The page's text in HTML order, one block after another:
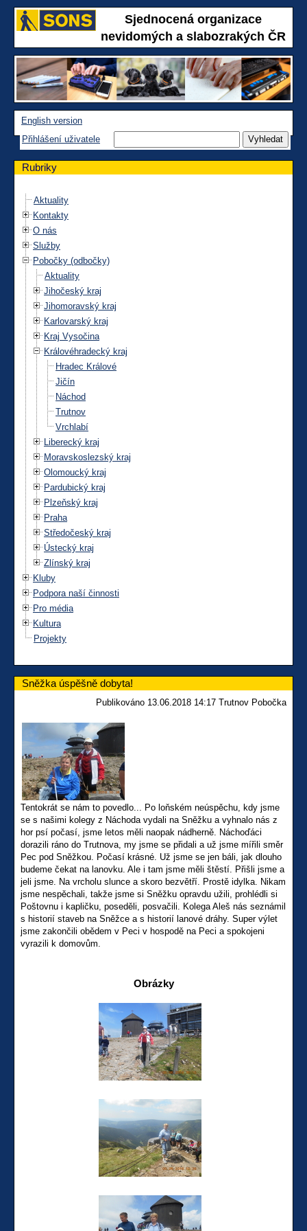
Sjednocená organizace
nevidomých a slabozrakých ČR
English version
Přihlášení uživatele
Rubriky
Aktuality
Kontakty
O nás
Služby
Pobočky (odbočky)
Aktuality
Jihočeský kraj
Jihomoravský kraj
Karlovarský kraj
Kraj Vysočina
Královéhradecký kraj
Hradec Králové
Jičín
Náchod
Trutnov
Vrchlabí
Liberecký kraj
Moravskoslezský kraj
Olomoucký kraj
Pardubický kraj
Plzeňský kraj
Praha
Středočeský kraj
Ústecký kraj
Zlínský kraj
Kluby
Podpora naší činnosti
Pro média
Kultura
Projekty
Sněžka úspěšně dobyta!
Publikováno 13.06.2018 14:17 Trutnov Pobočka
Tentokrát se nám to povedlo... Po loňském neúspěchu, kdy jsme
se s našimi kolegy z Náchoda vydali na Sněžku a vyhnalo nás z
hor psí počasí, jsme letos měli naopak nádherně. Náchoďáci
dorazili ráno do Trutnova, my jsme se přidali a už jsme mířili směr
Pec pod Sněžkou. Počasí krásné. Už jsme se jen báli, jak dlouho
budeme čekat na lanovku. Ale i tam jsme měli štěstí. Přišli jsme a
jeli jsme. Na vrcholu slunce a skoro bezvětří. Prostě idylka. Nikam
jsme nespěchali, takže jsme si Sněžku opravdu užili, prohlédli si
Poštovnu i kapličku, poseděli, posvačili. Kolega Aleš nás seznámil
s historií staveb na Sněžce a s historií lanové dráhy. Super výlet
jsme zakončili obědem v Peci v hospodě na Peci a spokojeni
vyrazili k domovům.
Obrázky